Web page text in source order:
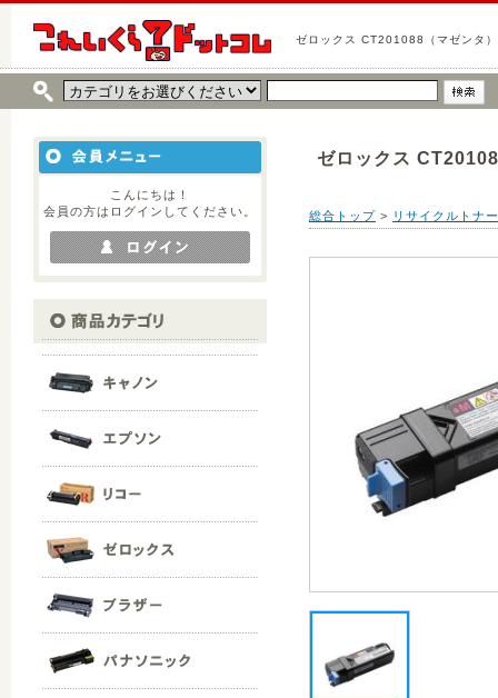
ゼロックス CT201088（マゼンタ）
こんにちは！
会員の方はログインしてください。
ゼロックス
総合トップ > リサイクルトナ